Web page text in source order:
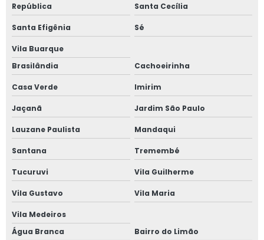
Janela de alumínio anti ruído com vidro duplo
Janela de alumínio anti ruído com vidro fumê
Janela de alumínio sob medida
Janela de alumínio sobreposta
Janela de alumínio sobreposta em são paulo
Janela em aluminio vidro duplo
Janela anti barulho
Janela anti barulho para residências
República Santa Cecília
Santa Efigênia Sé
Vila Buarque
Brasilândia
Cachoeirinha
Casa Verde Imirim
Jaçanã Jardim São Paulo
Lauzane Paulista Mandaqui
Santana Tremembé
Tucuruvi Vila Guilherme
Vila Gustavo Vila Maria
Vila Medeiros
Água Branca
Bairro do Limão